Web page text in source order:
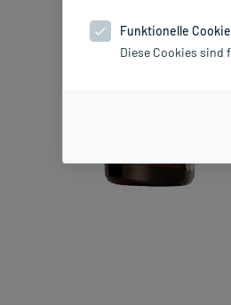
Funktionelle
Diese Cookies sind